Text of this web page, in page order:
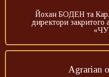
Йохан БОДЕН та
директори закритого
Agrarian